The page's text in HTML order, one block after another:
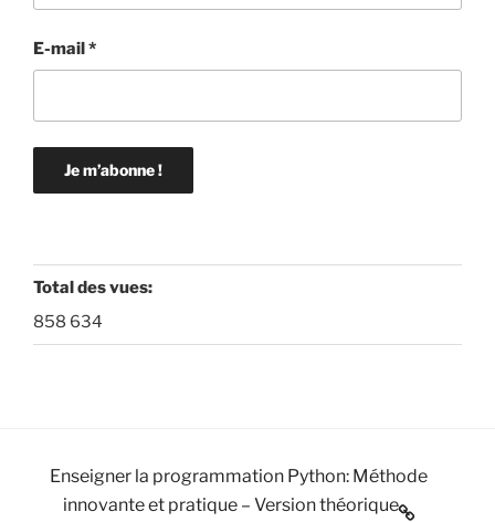
E-mail*
Total des vues:
858 634
Enseigner la programmation Python: Méthode
innovante et pratique – Version théorique